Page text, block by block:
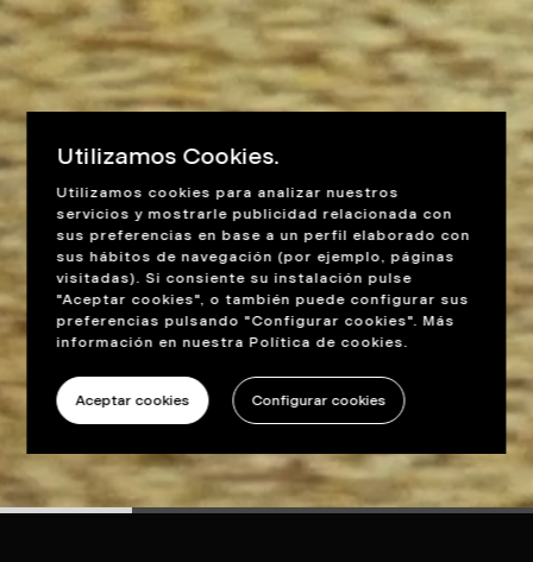
Utilizamos Cookies.
Utilizamos cookies para analizar nuestros
servicios y mostrarle publicidad relacionada con
sus preferencias en base a un perfil elaborado con
sus hábitos de navegación (por ejemplo, páginas
visitadas). Si consiente su instalación pulse
"Aceptar cookies", o también puede configurar sus
preferencias pulsando "Configurar cookies". Más
información en nuestraPolítica de cookies.
Aceptar cookies Configurar cookies